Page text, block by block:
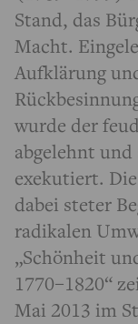
Stand, das
Macht.
Aufklärung
wurde der
abgelehnt
exekutiert.
dabei steter
radikalen
„Schönheit
1770–1820“
Mai 2013 im